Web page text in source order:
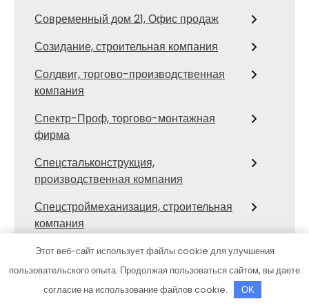
Современный дом 21, Офис продаж
Созидание, строительная компания
Солдвиг, торгово-производственная
компания
Спектр-Проф, торгово-монтажная
фирма
Спецстальконструкция,
производственная компания
Спецстроймеханизация, строительная
компания
Стальгрупп, строительная компания
Стальмет, производственная
строительно-монтажная компания
Этот веб-сайт использует файлы cookie для улучшения
пользовательского опыта. Продолжая пользоваться сайтом, вы даете
согласие на использование файлов cookie.
OK